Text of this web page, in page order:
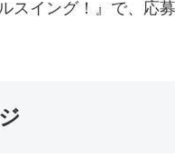
スイング！』で、応